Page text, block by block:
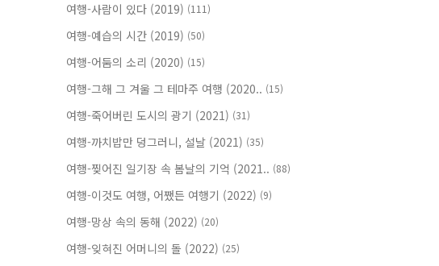
여행-사람이 있다 (2019) (111)
여행-예습의 시간 (2019) (50)
여행-어둠의 소리 (2020) (15)
여행-그해 그 겨울 그 테마주 여행 (2020.. (15)
여행-죽어버린 도시의 광기 (2021) (31)
여행-까치밥만 덩그러니, 설날 (2021) (35)
여행-찢어진 일기장 속 봄날의 기억 (2021.. (88)
여행-이것도 여행, 어쨌든 여행기 (2022) (9)
여행-망상 속의 동해 (2022) (20)
여행-잊혀진 어머니의 돌 (2022) (25)